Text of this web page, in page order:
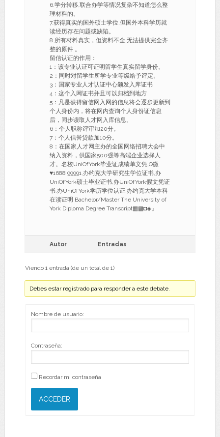
6.学分转移,联合办学等情况复杂不知道怎么整
理材料的。
7.获得真实的国外硕士学位,但国外本科学历就
读经历存在问题或缺陷。
8.所有材料真实，但资料不全,无法提供完全齐
整的原件 。
留信认证的作用：
1：该专业认证可证明留学生真实留学身份。
2：同时对留学生所学专业等级给予评定。
3：国家专业人才认证中心颁发入库证书
4：这个入网证书并且可以归档到地方
5：凡是获得留信网入网的信息将会逐步更新到
个人身份内，将在网内查询个人身份证信息
后，同步读取人才网入库信息。
6：个人职称评审加20分。
7：个人信誉贷款加10分。
8：在国家人才网主办的全国网络招聘大会中
纳入资料，供国家500强等高端企业选择人
才。名校UniOfYork毕业证成绩单文凭,Q微
♥1688 99991,办约克大学研究生学位证书,办
UniOfYork硕士毕业证书,办UniOfYork假文凭证
书,办UniOfYork学历学位认证,办约克大学本科
在读证明 Bachelor/Master The University of
York Diploma Degree Transcript▦▩◘◈』
Autor Entradas
Viendo 1 entrada (de un total de 1)
Debes estar registrado para responder a este debate.
Nombre de usuario:
Contraseña:
Recordar mi contraseña
ACCEDER